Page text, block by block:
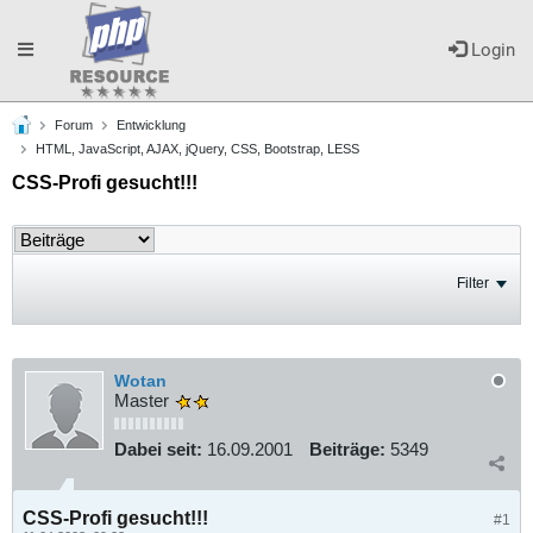
Login
Toggle
navigation
Forum
Entwicklung
HTML, JavaScript, AJAX, jQuery, CSS, Bootstrap, LESS
CSS-Profi gesucht!!!
Filter
Wotan
Master
Dabei seit: 16.09.2001 Beiträge: 5349
#1
CSS-Profi gesucht!!!